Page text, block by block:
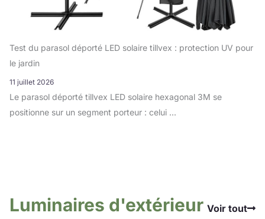
Test du parasol déporté LED solaire tillvex : protection UV pour
le jardin
11 juillet 2026
Le parasol déporté tillvex LED solaire hexagonal 3M se
positionne sur un segment porteur : celui ...
Luminaires d'extérieur Voir tout